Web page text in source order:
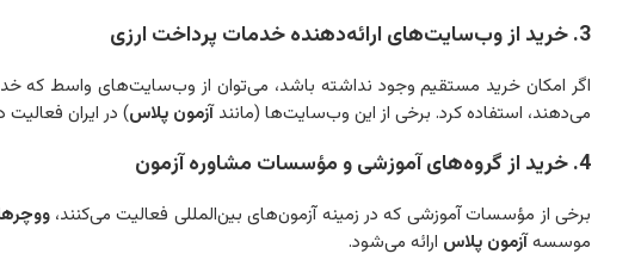
3. خرید از وب‌سایت‌های ارائه‌دهنده خدمات پرداخت ارزی
اگر امکان خرید مستقیم وجود نداشته باشد، می‌توان از وب‌سایت‌های واسط که
می‌دهند، استفاده کرد. برخی از این وب‌سایت‌ها (مانندآزمون پلاس) در ایران فعالیت
4. خرید از گروه‌های آموزشی و مؤسسات مشاوره آزمون
برخی از مؤسسات آموزشی که در زمینه آزمون‌های بین‌المللی فعالیت می‌کنند،
موسسهآزمون پلاس ارائه می‌شود.